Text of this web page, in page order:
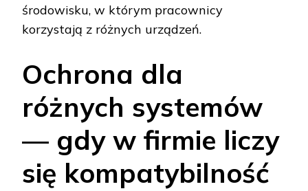
środowisku, w którym pracownicy
korzystają z różnych urządzeń.
Ochrona dla
różnych systemów
— gdy w firmie liczy
się kompatybilność